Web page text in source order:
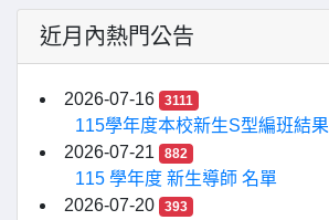
近月內熱門公告
2026-07-16 3111
115學年度本校新生S型編班結果
2026-07-21
882
115 學年度 新生導師 名單
2026-07-20
393